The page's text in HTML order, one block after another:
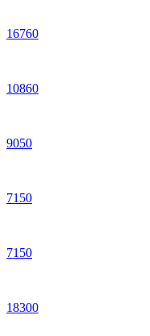
16760
10860
9050
7150
7150
18300